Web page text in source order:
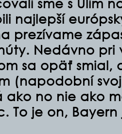
najlepší
prezívame
Nedávno pri
sa opäť smial,
(napodobní
ako no nie ako
To je on, Bayern